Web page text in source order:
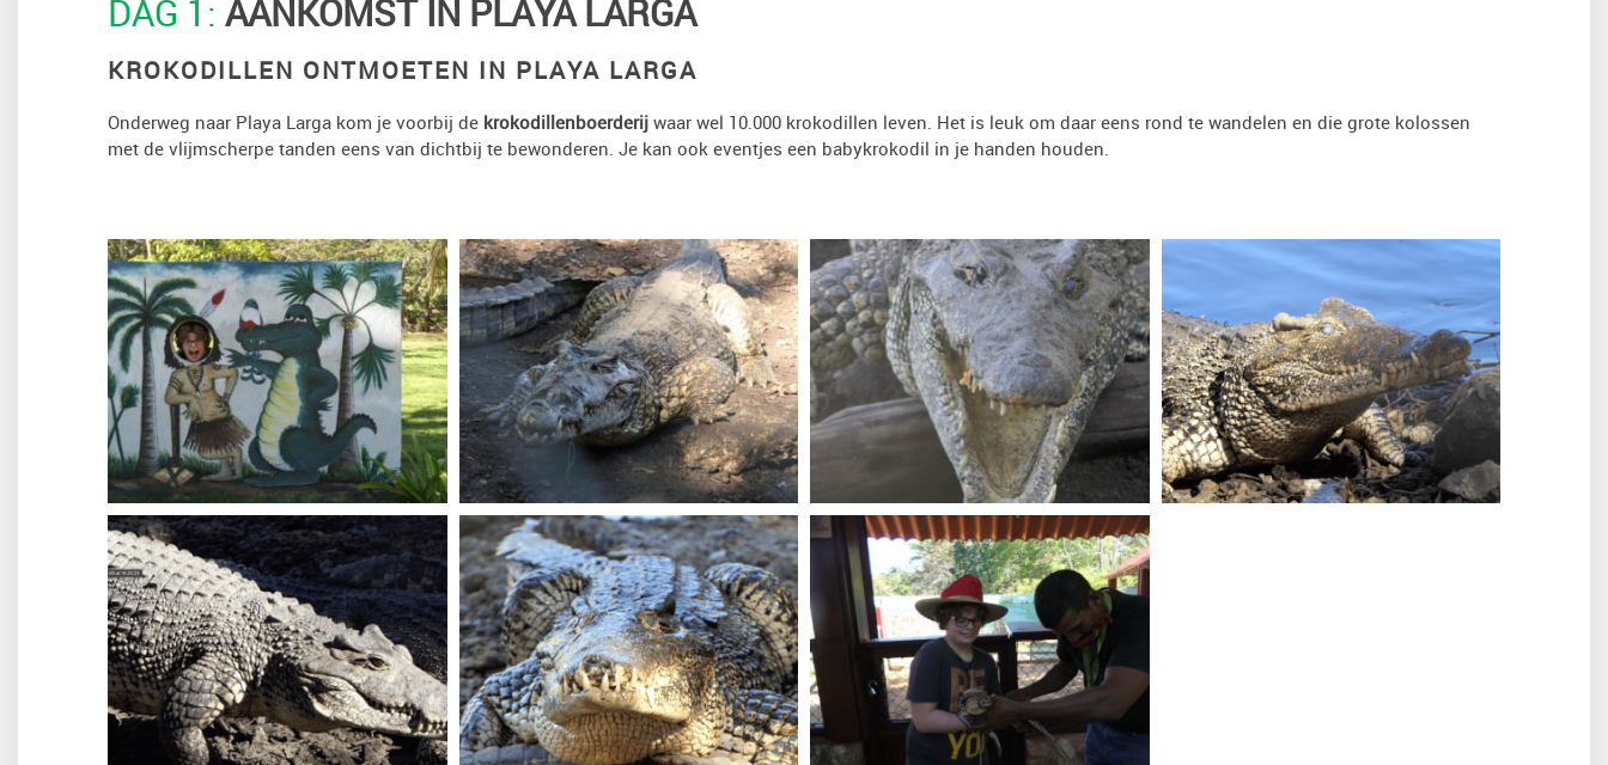
DAG 1: AANKOMST IN PLAYA LARGA
KROKODILLEN ONTMOETEN IN PLAYA LARGA
Onderweg naar Playa Larga kom je voorbij de krokodillenboerderij waar wel 10.000 krokodillen leven. Het is leuk om daar eens rond te wandelen en die grote kolossen
met de vlijmscherpe tanden eens van dichtbij te bewonderen. Je kan ook eventjes een babykrokodil in je handen houden.